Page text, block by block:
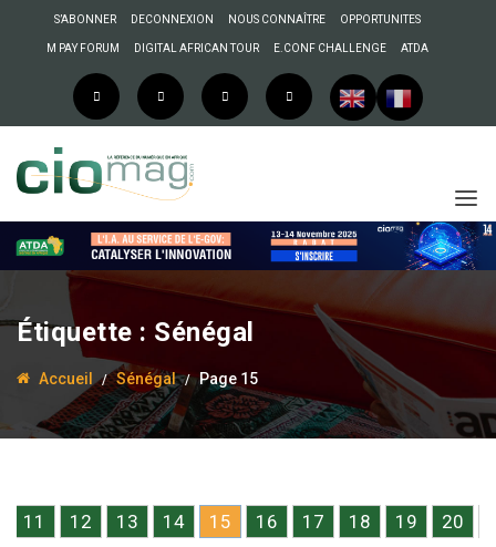
S’ABONNER DECONNEXION NOUS CONNAÎTRE OPPORTUNITES
M PAY FORUM DIGITAL AFRICAN TOUR E.CONF CHALLENGE ATDA
Étiquette : Sénégal
Accueil Sénégal Page 15
11 12 13 14 15 16 17 18 19 20
Sénégal –
Dématérialisation des
procédures
administratives : l’ADIE
en atelier, mercredi